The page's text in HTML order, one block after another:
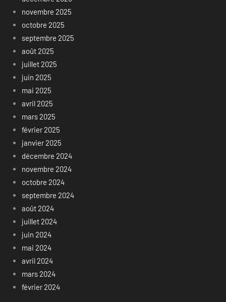
novembre 2025
octobre 2025
septembre 2025
août 2025
juillet 2025
juin 2025
mai 2025
avril 2025
mars 2025
février 2025
janvier 2025
décembre 2024
novembre 2024
octobre 2024
septembre 2024
août 2024
juillet 2024
juin 2024
mai 2024
avril 2024
mars 2024
février 2024